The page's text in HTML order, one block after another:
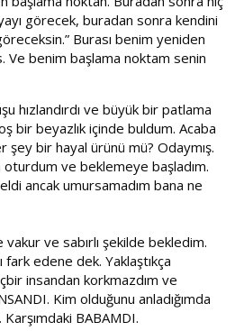
görecek, buradan sonra kendini
Burası benim yeniden
Ve benim başlama noktam senin
hızlandırdı ve büyük bir patlama
bir beyazlık içinde buldum. Acaba
şey bir hayal ürünü mü? Odaymış.
ve beklemeye başladım.
ancak umursamadım bana ne
ve sabırlı şekilde bekledim.
fark edene dek. Yaklaştıkça
insandan korkmazdım ve
Kim olduğunu anladığımda
BABAMDI.